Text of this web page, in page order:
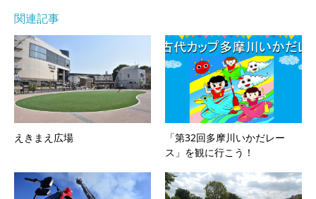
関連記事
えきまえ広場
「第32回多摩川いかだレー
ス」を観に行こう！